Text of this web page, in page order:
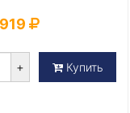
+ Купить